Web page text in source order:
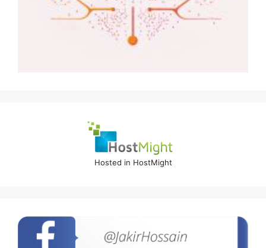
Hosted in HostMight